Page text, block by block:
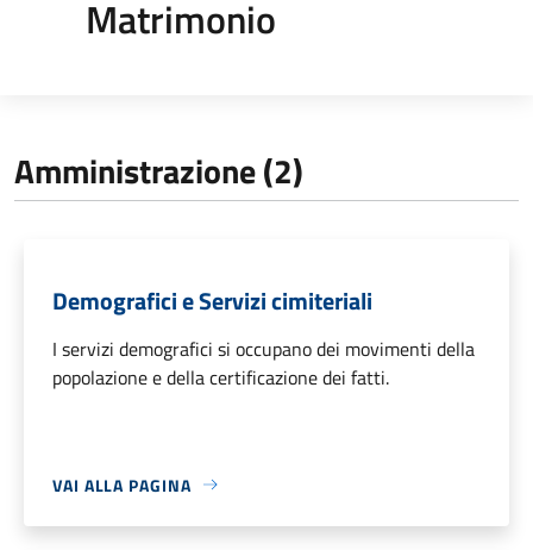
Matrimonio
Amministrazione (2)
Demografici e Servizi cimiteriali
I servizi demografici si occupano dei movimenti della
popolazione e della certificazione dei fatti.
VAI ALLA PAGINA